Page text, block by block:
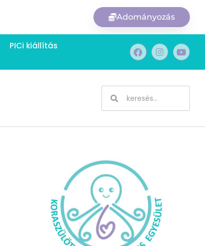
Adományozás
PICi kiállítás